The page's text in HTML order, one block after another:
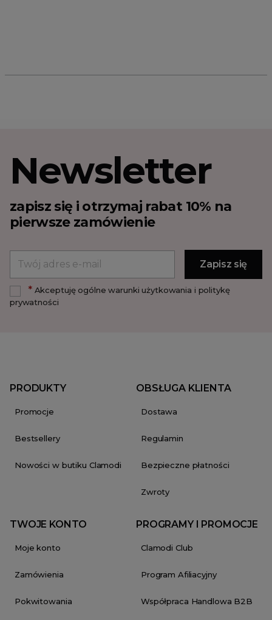
Newsletter
zapisz się i otrzymaj rabat 10% na
pierwsze zamówienie
*Akceptuję ogólne warunki użytkowania i politykę
prywatności
PRODUKTY
Promocje
Bestsellery
Nowości w butiku Clamodi
OBSŁUGA KLIENTA
Dostawa
Regulamin
Bezpieczne płatności
Zwroty
TWOJE KONTO
Moje konto
Zamówienia
Pokwitowania
PROGRAMY I PROMOCJE
Clamodi Club
Program Afiliacyjny
Współpraca Handlowa B2B